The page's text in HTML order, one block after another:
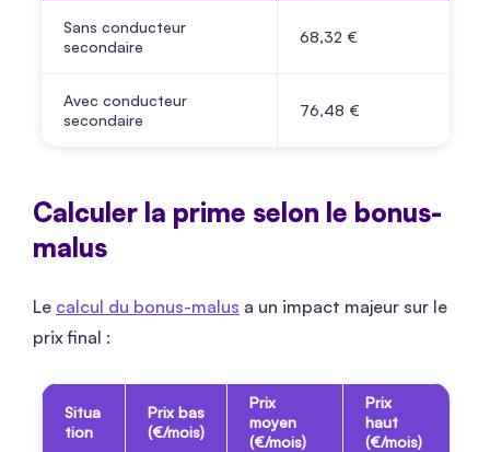
Sans conducteur
secondaire
68,32 €
Avec conducteur
secondaire
76,48 €
Calculer la prime selon le bonus-
malus
Le calcul du bonus-malus a un impact majeur sur le
prix final :
Situa
tion
Prix bas
(€/mois)
Prix
moyen
(€/mois)
Prix
haut
(€/mois)